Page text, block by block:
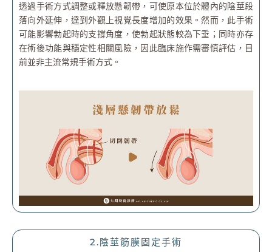
透過手術方式調整或釋放懸韌帶，可使原本位於體內的陰莖段
落向外延伸，達到外觀上視覺長度增加的效果。然而，此手術
可能影響勃起時的支撐角度，使勃起狀態較為下垂；同時亦存
在術後功能與穩定性相關風險，因此臨床施作需審慎評估，目
前並非主流常規手術方式。
2.陰莖筋膜固定手術